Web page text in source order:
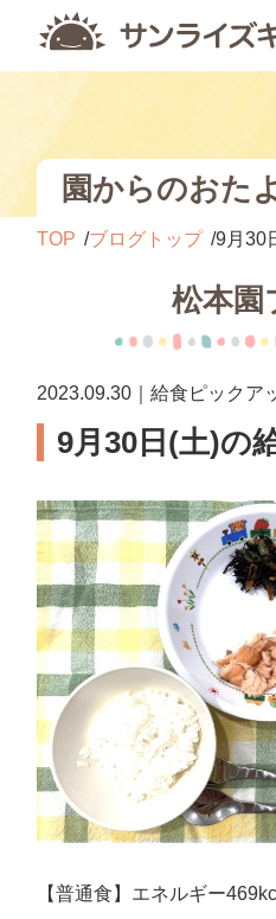
園からのおた
TOP ブログトップ 9月30
松本園
2023.09.30｜給食ピックア
9月30日(土)の
【普通食】エネルギー